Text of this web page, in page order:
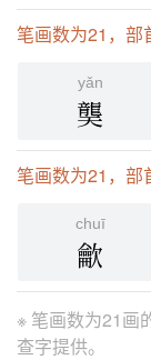
笔画数为21，部
yǎn
龑
笔画数为21，部
chuī
龡
※ 笔画数为21画
查字提供。